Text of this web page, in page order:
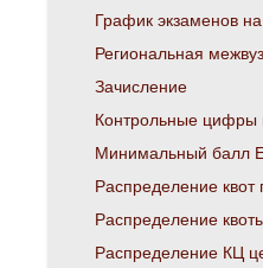
График экзаменов на
Зачисление
Минимальный балл